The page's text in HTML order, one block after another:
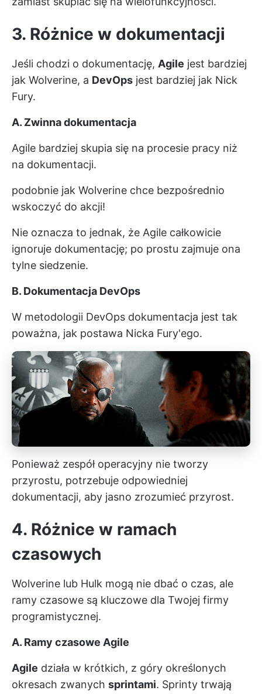
3. Różnice w dokumentacji
Jeśli chodzi o dokumentację, Agile jest bardziej
jak Wolverine, a DevOps jest bardziej jak Nick
Fury.
A. Zwinna dokumentacja
Agile bardziej skupia się na procesie pracy niż
na dokumentacji.
podobnie jak Wolverine chce bezpośrednio
wskoczyć do akcji!
Nie oznacza to jednak, że Agile całkowicie
ignoruje dokumentację; po prostu zajmuje ona
tylne siedzenie.
B. Dokumentacja DevOps
W metodologii DevOps dokumentacja jest tak
poważna, jak postawa Nicka Fury'ego.
Ponieważ zespół operacyjny nie tworzy
przyrostu, potrzebuje odpowiedniej
dokumentacji, aby jasno zrozumieć przyrost.
4. Różnice w ramach
czasowych
Wolverine lub Hulk mogą nie dbać o czas, ale
ramy czasowe są kluczowe dla Twojej firmy
programistycznej.
A. Ramy czasowe Agile
Agile działa w krótkich, z góry określonych
okresach zwanych sprintami. Sprinty trwają